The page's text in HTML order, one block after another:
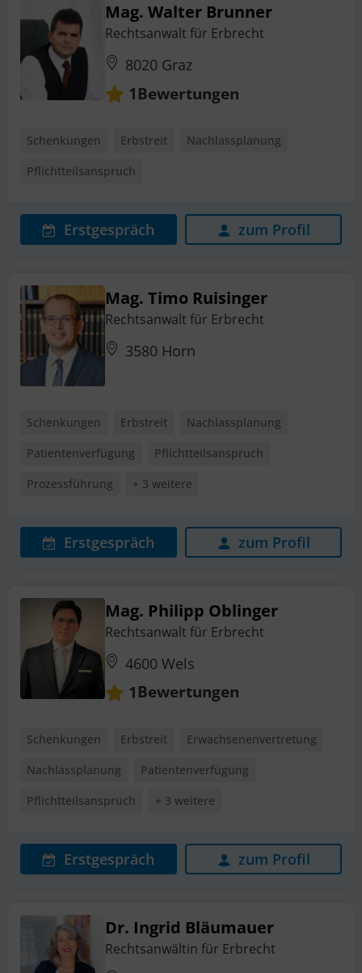
Mag. Walter Brunner
Rechtsanwalt für Erbrecht
8020 Graz
1Bewertungen
Schenkungen Erbstreit
Nachlassplanung
Pflichtteilsanspruch
Erstgespräch zum Profil
Mag. Timo Ruisinger
Rechtsanwalt für Erbrecht
3580 Horn
Schenkungen Erbstreit
Nachlassplanung
Patientenverfügung
Pflichtteilsanspruch
Prozessführung
+ 3 weitere
Erstgespräch zum Profil
Mag. Philipp Oblinger
Rechtsanwalt für Erbrecht
4600 Wels
1Bewertungen
Schenkungen Erbstreit
Erwachsenenvertretung
Nachlassplanung
Patientenverfügung
Pflichtteilsanspruch
+ 3 weitere
Erstgespräch zum Profil
Dr. Ingrid Bläumauer
Rechtsanwältin für Erbrecht